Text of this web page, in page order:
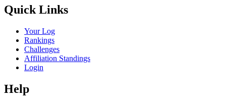
Quick Links
Your Log
Rankings
Challenges
Affiliation Standings
Login
Help